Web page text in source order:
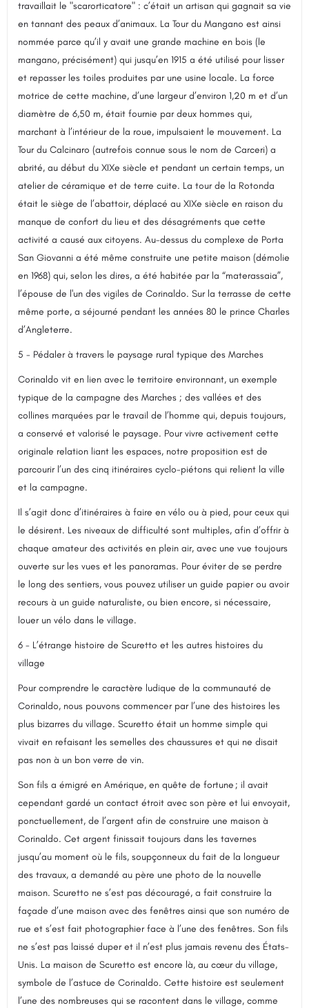
travaillait le "scarorticatore" : c’était un artisan qui gagnait sa vie
en tannant des peaux d’animaux. La Tour du Mangano est ainsi
nommée parce qu’il y avait une grande machine en bois (le
mangano, précisément) qui jusqu’en 1915 a été utilisé pour lisser
et repasser les toiles produites par une usine locale. La force
motrice de cette machine, d’une largeur d’environ 1,20 m et d’un
diamètre de 6,50 m, était fournie par deux hommes qui,
marchant à l’intérieur de la roue, impulsaient le mouvement. La
Tour du Calcinaro (autrefois connue sous le nom de Carceri) a
abrité, au début du XIXe siècle et pendant un certain temps, un
atelier de céramique et de terre cuite. La tour de la Rotonda
était le siège de l’abattoir, déplacé au XIXe siècle en raison du
manque de confort du lieu et des désagréments que cette
activité a causé aux citoyens. Au-dessus du complexe de Porta
San Giovanni a été même construite une petite maison (démolie
en 1968) qui, selon les dires, a été habitée par la “materassaia”,
l’épouse de l'un des vigiles de Corinaldo. Sur la terrasse de cette
même porte, a séjourné pendant les années 80 le prince Charles
d’Angleterre.
5 - Pédaler à travers le paysage rural typique des Marches
Corinaldo vit en lien avec le territoire environnant, un exemple
typique de la campagne des Marches ; des vallées et des
collines marquées par le travail de l’homme qui, depuis toujours,
a conservé et valorisé le paysage. Pour vivre activement cette
originale relation liant les espaces, notre proposition est de
parcourir l’un des cinq itinéraires cyclo-piétons qui relient la ville
et la campagne.
Il s’agit donc d’itinéraires à faire en vélo ou à pied, pour ceux qui
le désirent. Les niveaux de difficulté sont multiples, afin d’offrir à
chaque amateur des activités en plein air, avec une vue toujours
ouverte sur les vues et les panoramas. Pour éviter de se perdre
le long des sentiers, vous pouvez utiliser un guide papier ou avoir
recours à un guide naturaliste, ou bien encore, si nécessaire,
louer un vélo dans le village.
6 - L’étrange histoire de Scuretto et les autres histoires du
village
Pour comprendre le caractère ludique de la communauté de
Corinaldo, nous pouvons commencer par l’une des histoires les
plus bizarres du village. Scuretto était un homme simple qui
vivait en refaisant les semelles des chaussures et qui ne disait
pas non à un bon verre de vin.
Son fils a émigré en Amérique, en quête de fortune ; il avait
cependant gardé un contact étroit avec son père et lui envoyait,
ponctuellement, de l’argent afin de construire une maison à
Corinaldo. Cet argent finissait toujours dans les tavernes
jusqu’au moment où le fils, soupçonneux du fait de la longueur
des travaux, a demandé au père une photo de la nouvelle
maison. Scuretto ne s’est pas découragé, a fait construire la
façade d’une maison avec des fenêtres ainsi que son numéro de
rue et s’est fait photographier face à l’une des fenêtres. Son fils
ne s’est pas laissé duper et il n’est plus jamais revenu des États-
Unis. La maison de Scuretto est encore là, au cœur du village,
symbole de l’astuce de Corinaldo. Cette histoire est seulement
l’une des nombreuses qui se racontent dans le village, comme